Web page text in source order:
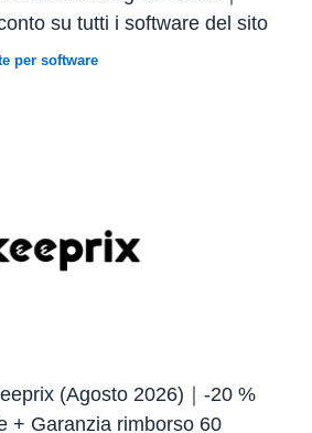
su tutti i software del sito
per software
(Agosto 2026)｜-20 %
+ Garanzia rimborso 60